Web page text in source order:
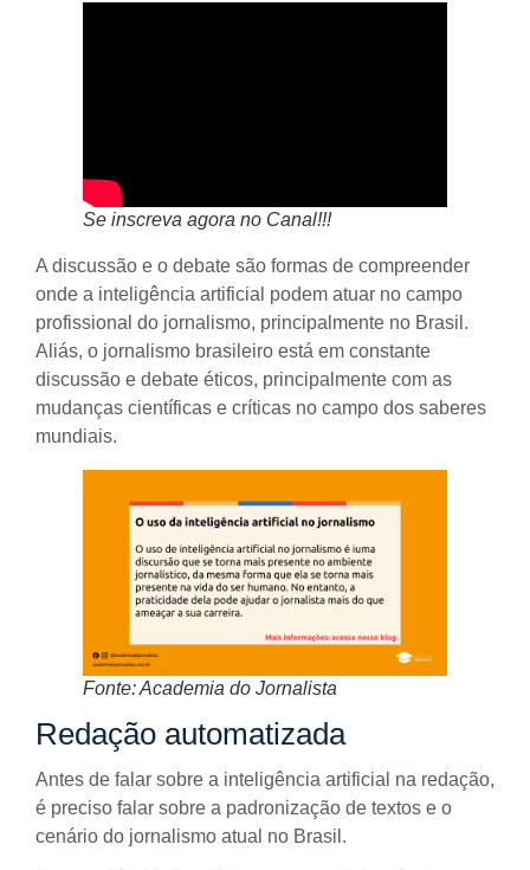
Se inscreva agora no Canal!!!
A discussão e o debate são formas de compreender
onde a inteligência artificial podem atuar no campo
profissional do jornalismo, principalmente no Brasil.
Aliás, o jornalismo brasileiro está em constante
discussão e debate éticos, principalmente com as
mudanças científicas e críticas no campo dos saberes
mundiais.
Fonte: Academia do Jornalista
Redação automatizada
Antes de falar sobre a inteligência artificial na redação,
é preciso falar sobre a padronização de textos e o
cenário do jornalismo atual no Brasil.